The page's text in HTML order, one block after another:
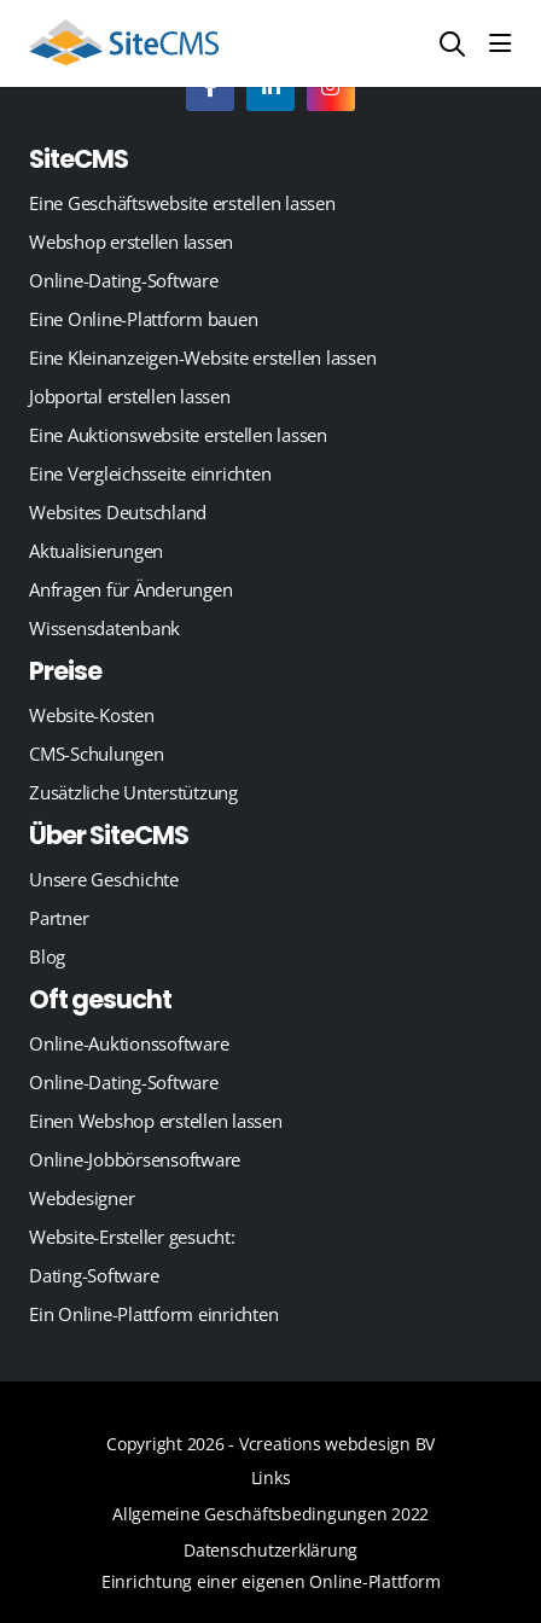
SiteCMS
Eine Geschäftswebsite erstellen lassen
Webshop erstellen lassen
Online-Dating-Software
Eine Online-Plattform bauen
Eine Kleinanzeigen-Website erstellen lassen
Jobportal erstellen lassen
Eine Auktionswebsite erstellen lassen
Eine Vergleichsseite einrichten
Websites Deutschland
Aktualisierungen
Anfragen für Änderungen
Wissensdatenbank
Preise
Website-Kosten
CMS-Schulungen
Zusätzliche Unterstützung
Über SiteCMS
Unsere Geschichte
Partner
Blog
Oft gesucht
Online-Auktionssoftware
Online-Dating-Software
Einen Webshop erstellen lassen
Online-Jobbörsensoftware
Webdesigner
Website-Ersteller gesucht:
Dating-Software
Ein Online-Plattform einrichten
Copyright 2026 - Vcreations webdesign BV
Links
Allgemeine Geschäftsbedingungen 2022
Datenschutzerklärung
Einrichtung einer eigenen Online-Plattform